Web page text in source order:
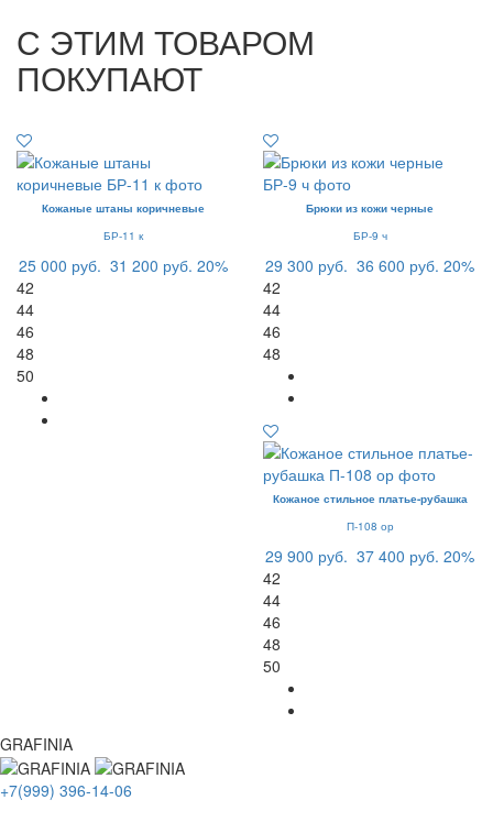
С ЭТИМ ТОВАРОМ
ПОКУПАЮТ
Кожаные штаны коричневые
БР-11 к
25 000 руб. 31 200 руб. 20%
42
44
46
48
50
Брюки из кожи черные
БР-9 ч
29 300 руб. 36 600 руб. 20%
42
44
46
48
Кожаное стильное платье-рубашка
П-108 ор
29 900 руб. 37 400 руб. 20%
42
44
46
48
50
GRAFINIA
+7(999) 396-14-06